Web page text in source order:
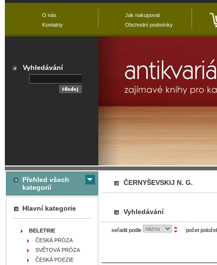
ČERNYŠEVSKIJ N. G.
Vyhledávání
seřadit podle počet
Přehled všech
kategorií
Hlavní kategorie
BELETRIE
ČESKÁ PRÓZA
SVĚTOVÁ PRÓZA
ČESKÁ POEZIE
O nás
Kontakty
Jak nakupovat
Obchodní podmínky
Vyhledávání